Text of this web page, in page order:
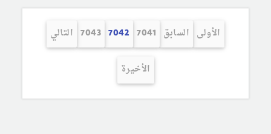
الأولى السابق 7041
7042
7043 التالي
الأخيرة